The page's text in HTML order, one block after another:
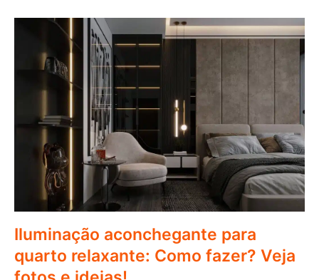
Iluminação aconchegante para
quarto relaxante: Como fazer? Veja